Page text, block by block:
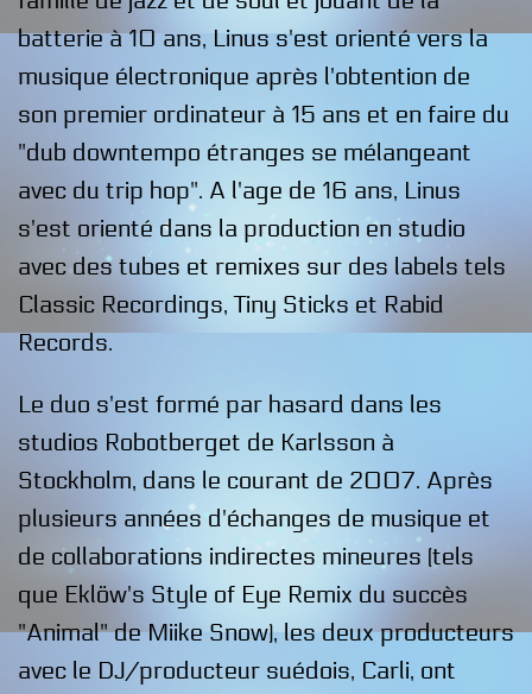
batterie à 10 ans, Linus s'est orienté vers la
musique électronique après l'obtention de
son premier ordinateur à 15 ans et en faire du
"dub downtempo étranges se mélangeant
avec du trip hop". A l'age de 16 ans, Linus
s'est orienté dans la production en studio
avec des tubes et remixes sur des labels tels
Classic Recordings, Tiny Sticks et Rabid
Records.
Le duo s'est formé par hasard dans les
studios Robotberget de Karlsson à
Stockholm, dans le courant de 2007. Après
plusieurs années d'échanges de musique et
de collaborations indirectes mineures (tels
que Eklöw's Style of Eye Remix du succès
"Animal" de Miike Snow), les deux producteurs
avec le DJ/producteur suédois, Carli, ont